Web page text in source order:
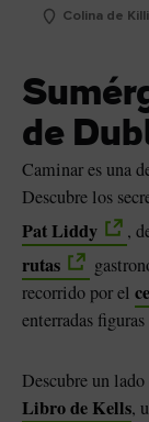
Colina de
de
Caminar es una
Descubre los
Pat Liddy
,
rutas
recorrido por el
enterradas
Descubre un
Libro de Kells,